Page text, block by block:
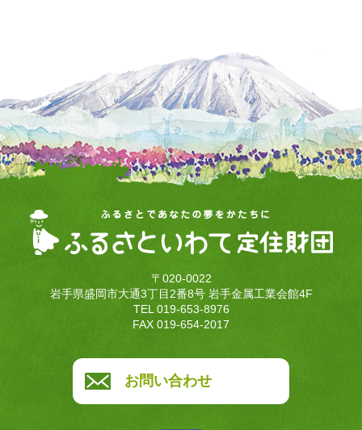
〒020-0022
岩手県盛岡市大通3丁目2番8号 岩手金属工業会館4F
TEL 019-653-8976
FAX 019-654-2017
お問い合わせ